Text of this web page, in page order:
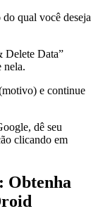
qual você deseja
Delete Data”
nela.
e continue
dê seu
clicando em
Obtenha